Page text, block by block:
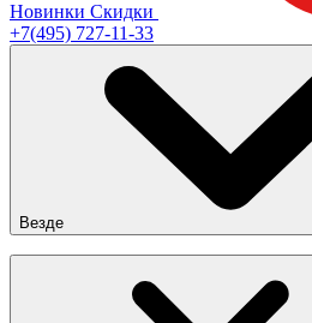
Новинки Скидки
+7(495) 727-11-33
Везде